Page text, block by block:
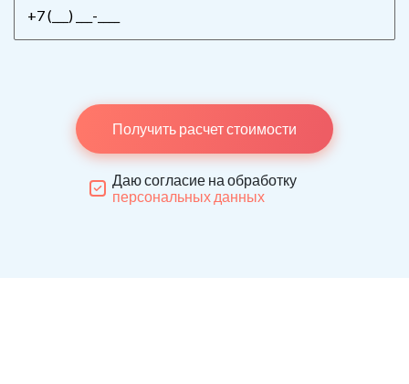
Получить расчет стоимости
Даю согласие на обработку
персональных данных